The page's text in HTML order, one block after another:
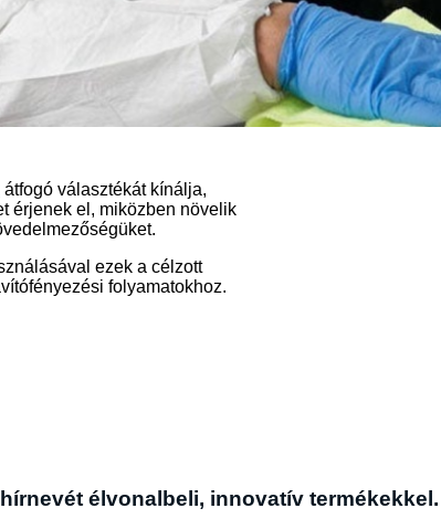
átfogó választékát kínálja,
érjenek el, miközben növelik
ezek a célzott
folyamatokhoz.
élvonalbeli, innovatív